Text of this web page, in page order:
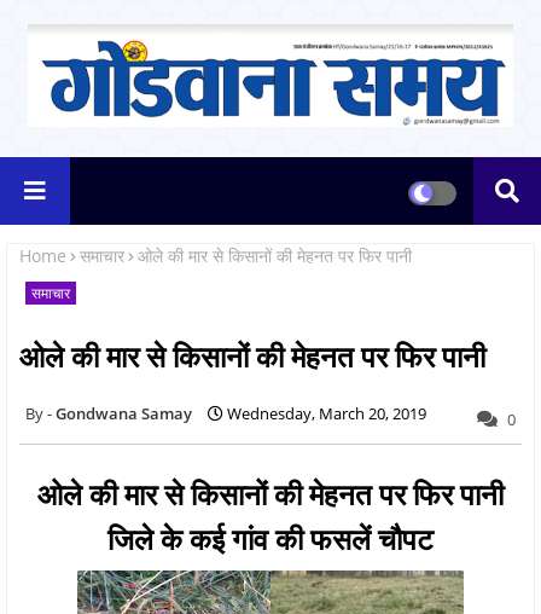
Home समाचार ओले की मार से किसानों की मेहनत पर फिर पानी
समाचार
ओले की मार से किसानों की मेहनत पर फिर पानी
Gondwana Samay Wednesday, March 20, 2019 0
ओले की मार से किसानों की मेहनत पर फिर पानी
जिले के कई गांव की फसलें चौपट